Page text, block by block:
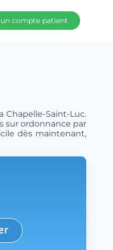
compte patient
Saint-Luc.
sur ordonnance par
dès maintenant,